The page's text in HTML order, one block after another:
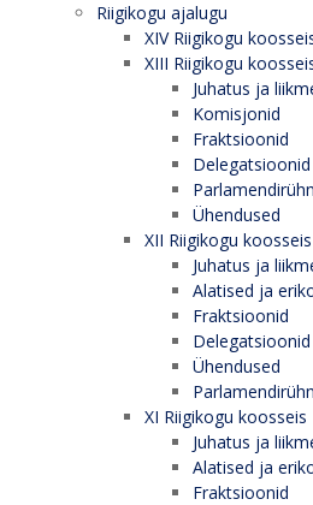
Riigikogu ajalugu
XIV Riigikogu
XIII Riigikogu
Juhatus ja
Komisjonid
Fraktsioonid
Delegatsioonid
Ühendused
XII Riigikogu koosseis
Juhatus ja
Alatised ja
Fraktsioonid
Delegatsioonid
Ühendused
XI Riigikogu koosseis
Juhatus ja
Alatised ja
Fraktsioonid